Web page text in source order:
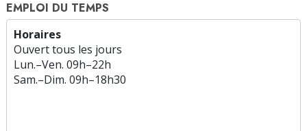
EMPLOI DU TEMPS
Horaires
Ouvert tous les jours
Lun.–Ven. 09h–22h
Sam.–Dim. 09h–18h30